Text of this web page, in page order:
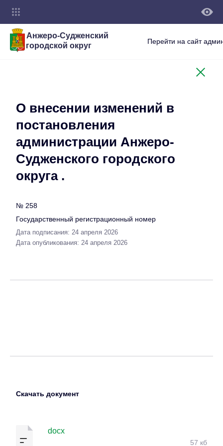
Анжеро-Судженский
городской округ
Перейти на сайт
О внесении изменений в
постановления
администрации Анжеро-
Судженского городского
округа .
№ 258
Государственный регистрационный номер
Дата подписания: 24 апреля 2026
Дата опубликования: 24 апреля 2026
Скачать документ
docx
57 кб